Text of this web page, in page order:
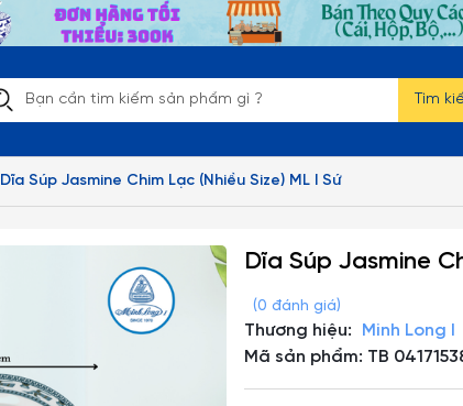
Tìm
Dĩa Súp Jasmine Chim Lạc (Nhiều Size) ML I Sứ
Dĩa Súp Jasmine
(0 đánh giá)
Thương hiệu:
Minh Long I
Mã sản phẩm: TB